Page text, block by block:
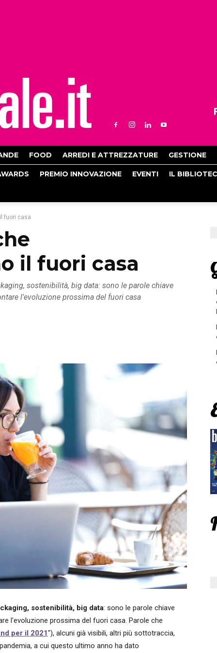
FOOD ARREDI E ATTREZZATURE GESTIONE
PREMIO INNOVAZIONE EVENTI IL
fuori casa
il fuori casa
sostenibilità, big data: sono le parole chiave
l'evoluzione prossima del fuori casa
sostenibilità, big data: sono le parole chiave
l'evoluzione prossima del fuori casa. Parole che
per il 2021"), alcuni già visibili, altri più sottotraccia,
a cui questo ultimo anno ha dato